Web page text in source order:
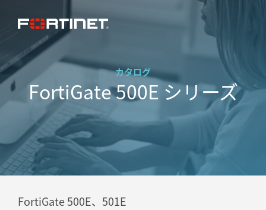
カタログ
FortiGate 500E シリーズ
FortiGate 500E、501E